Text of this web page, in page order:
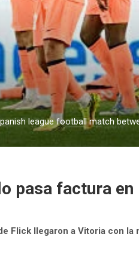
league football match
pasa factura
Flick llegaron a Vitoria con la